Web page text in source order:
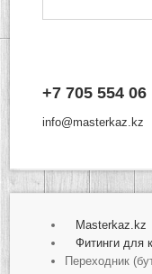
+7 705 554 06
info@masterkaz.kz
Доставка
Masterkaz.kz
Фитинги для
Переходник